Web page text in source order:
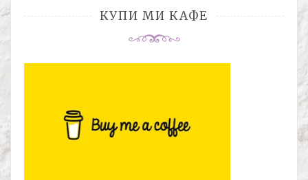
КУПИ МИ КАФЕ